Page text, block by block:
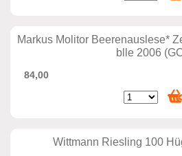
Markus Molitor Beerenauslese*
blle 2006
84,00
Wittmann Riesling 100